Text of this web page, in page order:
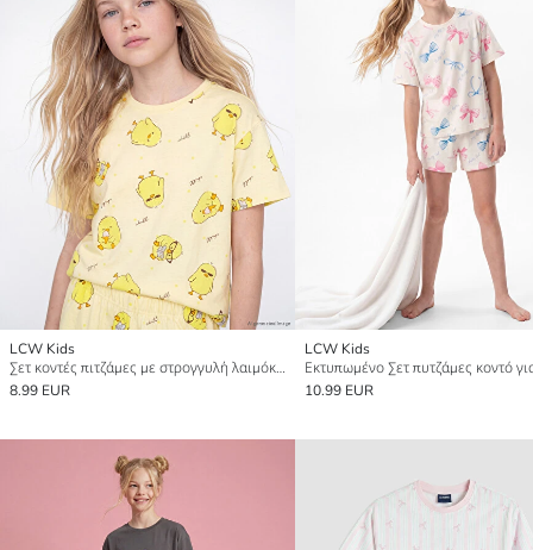
LCW Kids
Σετ κοντές πιτζάμες με στρογγυλή λαιμόκοψη για κορίτσια
8.99 EUR
LCW Kids
10.99 EUR